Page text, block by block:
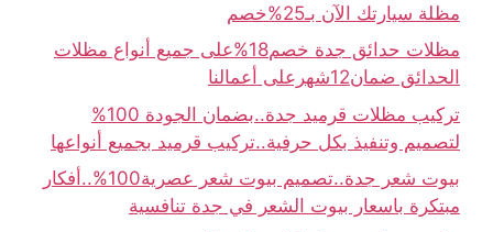
مظلة سيارتك الآن بـ25%خصم
مظلات حدائق جدة خصم18%على جميع أنواع مظلات
الحدائق ضمان12شهرعلى أعمالنا
تركيب مظلات قرميد جدة..بضمان الجودة 100%
لتصميم وتنفيذ بكل حرفية..تركيب قرميد بجميع أنواعها
بيوت شعر جدة..تصميم بيوت شعر عصرية100%..أفكار
مبتكرة باسعار بيوت الشعر في جدة تنافسية